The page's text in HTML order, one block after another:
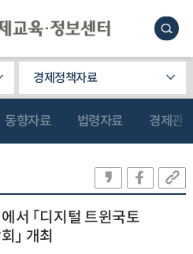
경제정책자료
동향자료 법령자료 경제관
서 「디지털 트윈국토
」 개최